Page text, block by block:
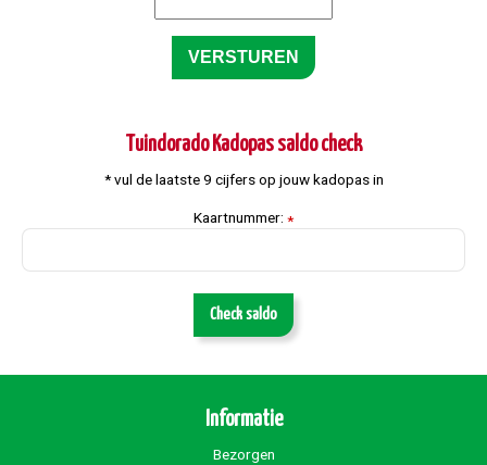
Tuindorado Kadopas saldo check
* vul de laatste 9 cijfers op jouw kadopas in
Kaartnummer: *
Check saldo
Informatie
Bezorgen